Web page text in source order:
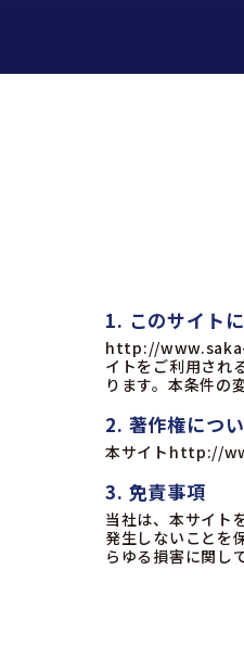
1. このサイト
http://
イトをご利用され
ります。本条件の
2. 著作権につ
本サイト http://
3. 免責事項
当社は、本サイト
発生しないことを
らゆる損害に関し